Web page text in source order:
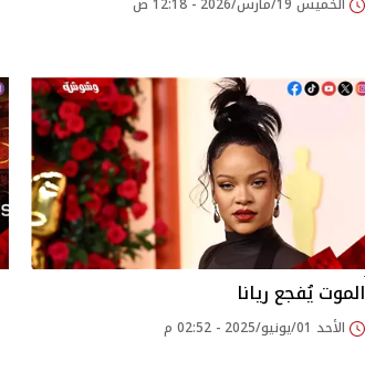
الموت يُفجع ريانا
الأحد 01/يونيو/2025 - 02:52 م